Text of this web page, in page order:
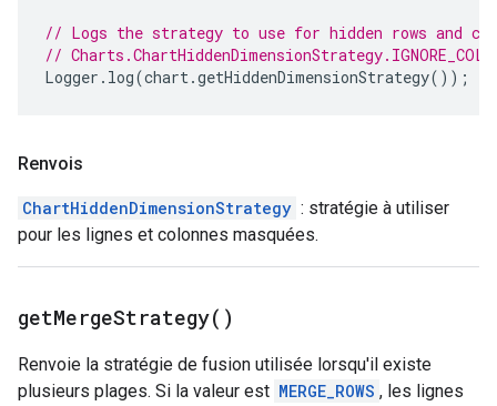
// Logs the strategy to use for hidden rows and
//
Logger . log(chart.getHiddenDimensionStrategy());
Renvois
ChartHiddenDimensionStrategy : stratégie à utiliser
pour les lignes et colonnes masquées.
getMergeStrategy( )
Renvoie la stratégie de fusion utilisée lorsqu'il existe
plusieurs plages. Si la valeur est MERGE_ROWS , les lignes